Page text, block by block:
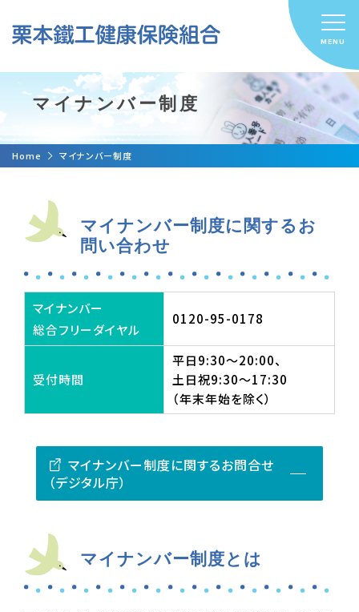
マイナンバー制度
Home マイナンバー制度
マイナンバー制度に関するお
問い合わせ
マイナンバー
総合フリーダイヤル
0120-95-0178
受付時間
平日9:30～20:00、
土日祝9:30～17:30
（年末年始を除く）
マイナンバー制度に関するお問合せ
（デジタル庁）
マイナンバー制度とは